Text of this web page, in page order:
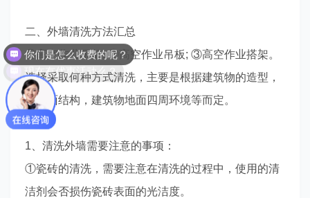
二、外墙清洗方法汇总
①高空作业吊船; ②高空作业吊板; ③高空作业搭架。
选择采取何种方式清洗，主要是根据建筑物的造型，
天台面结构，建筑物地面四周环境等而定。
1、清洗外墙需要注意的事项：
①瓷砖的清洗，需要注意在清洗的过程中，使用的清
洁剂会否损伤瓷砖表面的光洁度。
你们是怎么收费的呢？
现在有优惠活动么？